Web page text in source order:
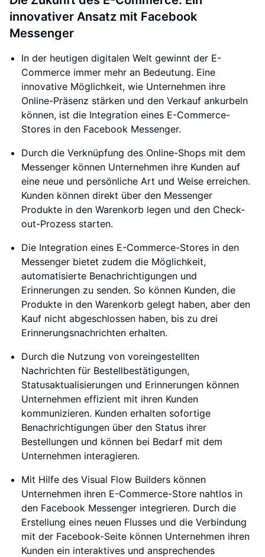
innovativer Ansatz mit Facebook
Messenger
In der heutigen digitalen Welt gewinnt der E-
Commerce immer mehr an Bedeutung. Eine
innovative Möglichkeit, wie Unternehmen ihre
Online-Präsenz stärken und den Verkauf ankurbeln
können, ist die Integration eines E-Commerce-
Stores in den Facebook Messenger.
Durch die Verknüpfung des Online-Shops mit dem
Messenger können Unternehmen ihre Kunden auf
eine neue und persönliche Art und Weise erreichen.
Kunden können direkt über den Messenger
Produkte in den Warenkorb legen und den Check-
out-Prozess starten.
Die Integration eines E-Commerce-Stores in den
Messenger bietet zudem die Möglichkeit,
automatisierte Benachrichtigungen und
Erinnerungen zu senden. So können Kunden, die
Produkte in den Warenkorb gelegt haben, aber den
Kauf nicht abgeschlossen haben, bis zu drei
Erinnerungsnachrichten erhalten.
Durch die Nutzung von voreingestellten
Nachrichten für Bestellbestätigungen,
Statusaktualisierungen und Erinnerungen können
Unternehmen effizient mit ihren Kunden
kommunizieren. Kunden erhalten sofortige
Benachrichtigungen über den Status ihrer
Bestellungen und können bei Bedarf mit dem
Unternehmen interagieren.
Mit Hilfe des Visual Flow Builders können
Unternehmen ihren E-Commerce-Store nahtlos in
den Facebook Messenger integrieren. Durch die
Erstellung eines neuen Flusses und die Verbindung
mit der Facebook-Seite können Unternehmen ihren
Kunden ein interaktives und ansprechendes